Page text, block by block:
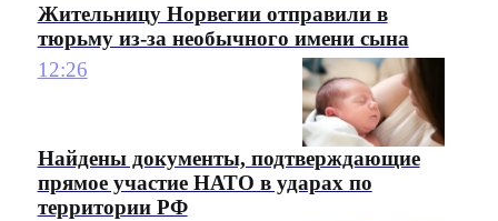
Жительницу Норвегии отправили в
тюрьму из-за необычного имени сына
12:26
Найдены документы, подтверждающие
прямое участие НАТО в ударах по
территории РФ